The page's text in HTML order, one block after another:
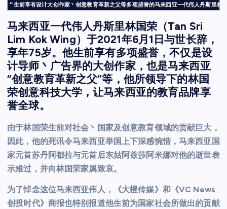
“生前享有设计大创作家丶创意教育革新之父等多项盛誉的马来西亚一代伟人丹斯
马来西亚一代伟人丹斯里林国荣（Tan Sri
Lim Kok Wing）于2021年6月1日与世长辞，
享年75岁。他生前享有多项盛誉，不仅是设
计导师丶广告界的大创作家，也是马来西亚
“创意教育革新之父”等，他所领导下的林国
荣创意科技大学，让马来西亚的教育品牌享
誉全球。
由于林国荣生前对社会丶国家及创意教育领域的贡献巨大，
因此，他的死讯令马来西亚举国上下深感惋惜，马来西亚国
家元首苏丹阿都拉与元首后东姑阿兹莎阿米娜对他的逝世表
示难过，并向林国荣家属致哀。
为了悼念这位马来西亚伟人，《大橙传媒》和《VC News
创投时代》商报也特别报道他生前为国家社会所做出的贡献